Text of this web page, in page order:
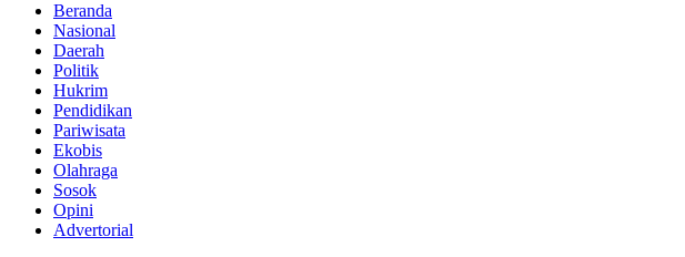
Beranda
Nasional
Daerah
Politik
Hukrim
Pendidikan
Pariwisata
Ekobis
Olahraga
Sosok
Opini
Advertorial